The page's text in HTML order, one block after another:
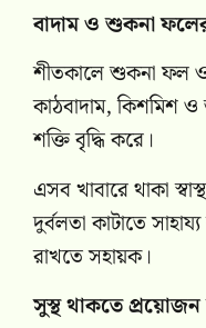
বাদাম ও শুকনা
শীতকালে শুকনা ফল
কাঠবাদাম, কিশমিশ
শক্তি বৃদ্ধি করে।
এসব খাবারে থাকা
দুর্বলতা কাটাতে
রাখতে সহায়ক।
সুস্থ থাকতে প্রয়োজন